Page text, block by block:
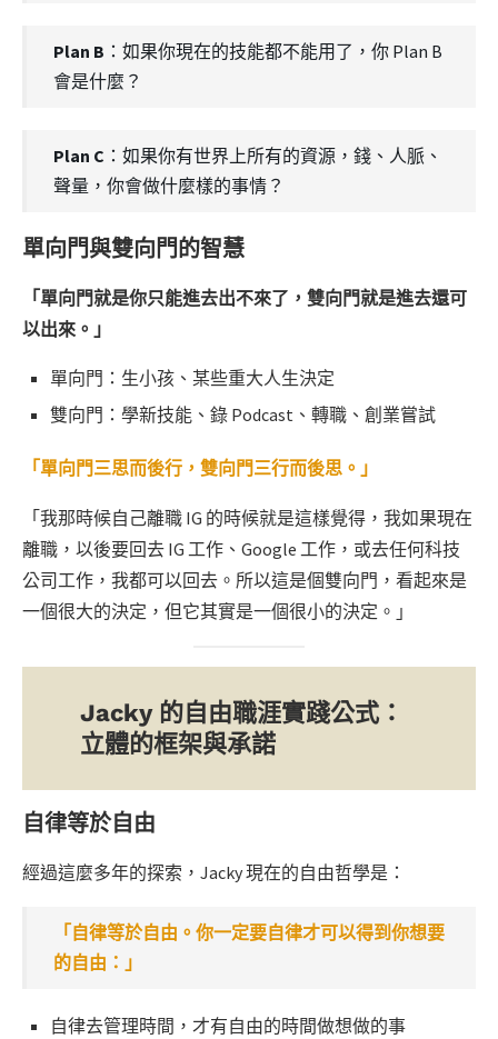
Plan B ：如果你現在的技能都不能用了，你 Plan B
會是什麼？
Plan C ：如果你有世界上所有的資源，錢、人脈、
聲量，你會做什麼樣的事情？
單向門與雙向門的智慧
「單向門就是你只能進去出不來了，雙向門就是進去還可
以出來。」
單向門：生小孩、某些重大人生決定
雙向門：學新技能、錄 Podcast、轉職、創業嘗試
「單向門三思而後行，雙向門三行而後思。」
「我那時候自己離職 IG 的時候就是這樣覺得，我如果現在
離職，以後要回去 IG 工作、Google 工作，或去任何科技
公司工作，我都可以回去。所以這是個雙向門，看起來是
一個很大的決定，但它其實是一個很小的決定。」
Jacky 的自由職涯實踐公式：
立體的框架與承諾
自律等於自由
經過這麼多年的探索，Jacky 現在的自由哲學是：
「自律等於自由。你一定要自律才可以得到你想要
的自由：」
自律去管理時間，才有自由的時間做想做的事